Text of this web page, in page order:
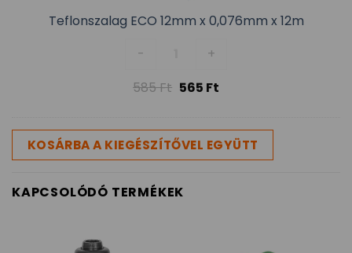
Teflonszalag ECO 12mm x 0,076mm x 12m
-
+
585Ft 565 Ft
KOSÁRBA A KIEGÉSZÍTŐVEL EGYÜTT
KAPCSOLÓDÓ TERMÉKEK